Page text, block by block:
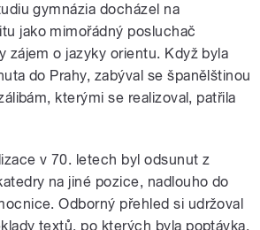
gymnázia docházel na
jako mimořádný posluchač
zájem o jazyky orientu. Když byla
do Prahy, zabýval se španělštinou
kterými se realizoval, patřila
v 70. letech byl odsunut z
na jiné pozice, nadlouho do
Odborný přehled si udržoval
textů, po kterých byla poptávka.